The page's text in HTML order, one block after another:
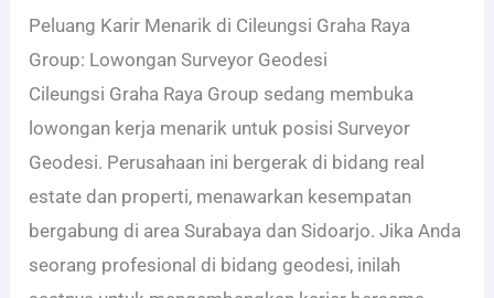
Peluang Karir Menarik di Cileungsi Graha Raya
Group: Lowongan Surveyor Geodesi
Cileungsi Graha Raya Group sedang membuka
lowongan kerja menarik untuk posisi Surveyor
Geodesi. Perusahaan ini bergerak di bidang real
estate dan properti, menawarkan kesempatan
bergabung di area Surabaya dan Sidoarjo. Jika Anda
seorang profesional di bidang geodesi, inilah